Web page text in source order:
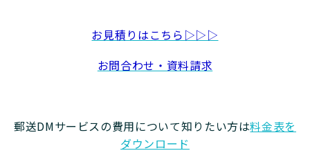
お見積りはこちら▷▷▷
お問合わせ・資料請求
郵送DMサービスの費用について知りたい方は料金表を
ダウンロード